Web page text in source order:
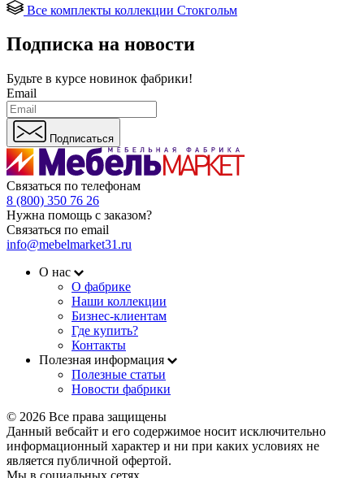
Все комплекты коллекции Стокгольм
Подписка на новости
Будьте в курсе новинок фабрики!
Email
Подписаться
Связаться по телефонам
8 (800) 350 76 26
Нужна помощь с заказом?
Связаться по email
info@mebelmarket31.ru
О нас
О фабрике
Наши коллекции
Бизнес-клиентам
Где купить?
Контакты
Полезная информация
Полезные статьи
Новости фабрики
© 2026 Все права защищены
Данный вебсайт и его содержимое носит исключительно
информационный характер и ни при каких условиях не
является публичной офертой.